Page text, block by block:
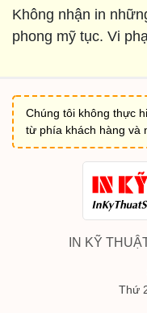
Không nhận in
phong mỹ tục. Vi
Chúng tôi không thực
từ phía khách hàng và
IN KỸ
Thứ